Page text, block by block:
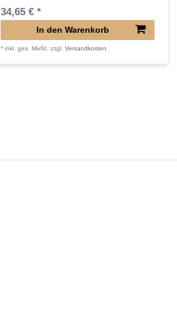
34,65 € *
In den Warenkorb
*inkl. ges. MwSt. zzgl.Versandkosten